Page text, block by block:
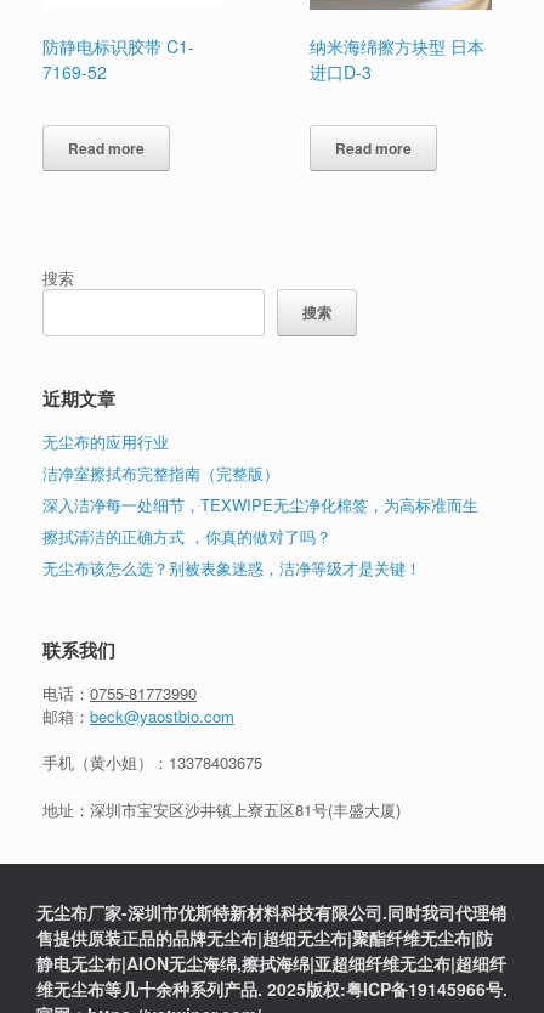
防静电标识胶带 C1-
7169-52
Read more
纳米海绵擦方块型 日本
进口D-3
Read more
搜索
搜索
近期文章
无尘布的应用行业
洁净室擦拭布完整指南（完整版）
深入洁净每一处细节，TEXWIPE无尘净化棉签，为高标准而生
擦拭清洁的正确方式 ，你真的做对了吗？
无尘布该怎么选？别被表象迷惑，洁净等级才是关键！
联系我们
电话： 0755-81773990
邮箱： beck@yaostbio.com
手机（黄小姐）： 13378403675
地址：深圳市宝安区沙井镇上寮五区81号(丰盛大厦)
无尘布厂家-深圳市优斯特新材料科技有限公司.同时我司代理销
售提供原装正品的品牌无尘布|超细无尘布|聚酯纤维无尘布|防
静电无尘布|AION无尘海绵,擦拭海绵|亚超细纤维无尘布|超细纤
维无尘布等几十余种系列产品. 2025版权:粤ICP备19145966号.